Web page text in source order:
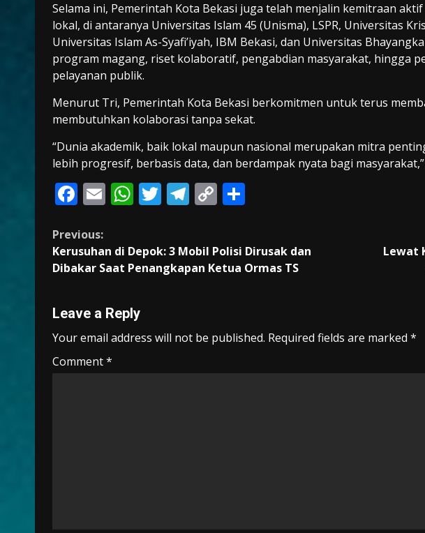
Selama ini, Pemerintah Kota Bekasi juga telah menjalin kemitraan
lokal, di antaranya Universitas Islam 45 (Unisma), LSPR, Universitas
Universitas Islam As-Syafi’iyah, IBM Bekasi, dan Universitas
program magang, riset kolaboratif, pengabdian masyarakat, hingga
pelayanan publik.
Menurut Tri, Pemerintah Kota Bekasi berkomitmen untuk terus
membutuhkan kolaborasi tanpa sekat.
“Dunia akademik, baik lokal maupun nasional merupakan mitra
lebih progresif, berbasis data, dan berdampak nyata bagi
F
e
b
o
k
E
l
W
s
p
p
T
er
T
gr
C
y
k
e
Continue
Reading
Previous:
Kerusuhan di Depok: 3 Mobil Polisi Dirusak dan
Dibakar Saat Penangkapan Ketua Ormas TS
Lewat
Leave a Reply
Your email address will not be published. Required fields are marked *
Comment*